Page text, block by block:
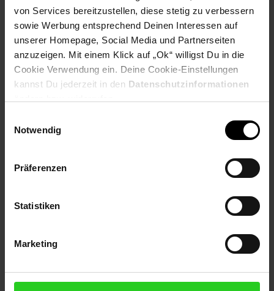
von Services bereitzustellen, diese stetig zu verbessern
sowie Werbung entsprechend Deinen Interessen auf
unserer Homepage, Social Media und Partnerseiten
anzuzeigen. Mit einem Klick auf „Ok“ willigst Du in die
Cookie Verwendung ein. Deine Cookie-Einstellungen
kannst Du jederzeit in den Datenschutzinformationen
Notwendig
Präferenzen
Statistiken
Marketing
Höhe: 56 cm
Materialstärke Tischplatte: 2 cm
Weitere Abmessungen findest Du im Maßbild
Farbe
Kompletter Tisch: Silberfarben
Jeder Tisch wurde in liebevoller Handarbeit gefertigt und
Platz zur Ablage von Zeitschriften, Handy und Co.
Aufgrund des Designs ein echter Hingucker und für viele
Filzbezug am Gestell schützt Deinen Fußboden vor
Kratzern